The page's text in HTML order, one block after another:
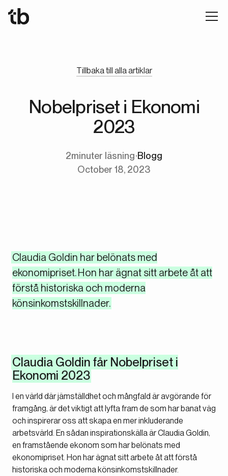
Tillbaka till alla artiklar
Nobelpriset i Ekonomi
2023
2minuter läsning∙Blogg
October 18, 2023
Claudia Goldin har belönats med
ekonomipriset. Hon har ägnat sitt arbete åt att
förstå historiska och moderna
könsinkomstskillnader.
Claudia Goldin får Nobelpriset i
Ekonomi 2023
I en värld där jämställdhet och mångfald är avgörande för
framgång, är det viktigt att lyfta fram de som har banat väg
och inspirerar oss att skapa en mer inkluderande
arbetsvärld. En sådan inspirationskälla är Claudia Goldin,
en framstående ekonom som har belönats med
ekonomipriset. Hon har ägnat sitt arbete åt att förstå
historiska och moderna könsinkomstskillnader.